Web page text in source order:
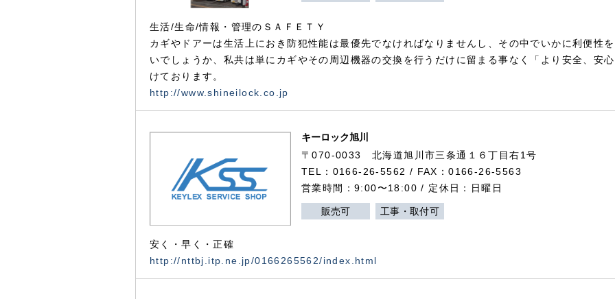
生活/生命/情報・管理のＳＡＦＥＴＹ
カギやドアーは生活上におき防犯性能は最優先でなければなりませんし、その中でいかに利便性
いでしょうか、私共は単にカギやその周辺機器の交換を行うだけに留まる事なく「より安全、安
けております。
http://www.shineilock.co.jp
キーロック旭川
〒070-0033 北海道旭川市三条通１６丁目右1号
TEL：0166-26-5562 / FAX：0166-26-5563
営業時間：9:00〜18:00 / 定休日：日曜日
販売可 工事・取付可
安く・早く・正確
http://nttbj.itp.ne.jp/0166265562/index.html